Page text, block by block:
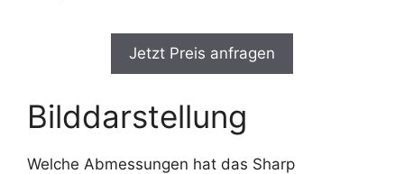
Jetzt Preis anfragen
Bilddarstellung
Welche Abmessungen hat das Sharp